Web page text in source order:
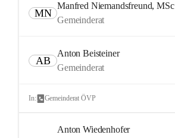
MN
Manfred Niemandsfreund, MSc
Gemeinderat
AB
Anton Beisteiner
Gemeinderat
In: Gemeinderat ÖVP
Anton Wiedenhofer